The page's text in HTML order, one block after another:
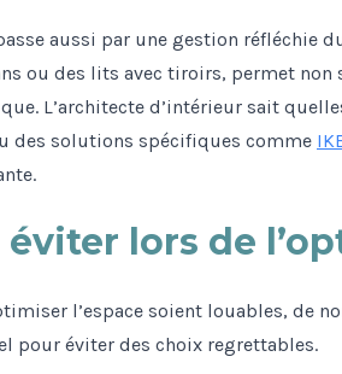
aussi par une gestion réfléchie
ou des lits avec tiroirs, permet non
L’architecte d’intérieur sait
des solutions spécifiques comme
éviter lors de
l’espace soient louables, de
pour éviter des choix regrettables.